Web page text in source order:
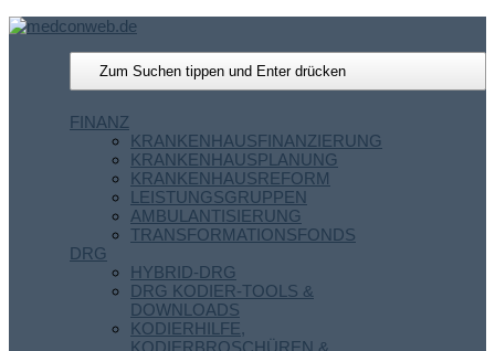
FINANZ
KRANKENHAUSFINANZIERUNG
KRANKENHAUSPLANUNG
KRANKENHAUSREFORM
LEISTUNGSGRUPPEN
AMBULANTISIERUNG
TRANSFORMATIONSFONDS
DRG
HYBRID-DRG
DRG KODIER-TOOLS &
DOWNLOADS
KODIERHILFE,
KODIERBROSCHÜREN &